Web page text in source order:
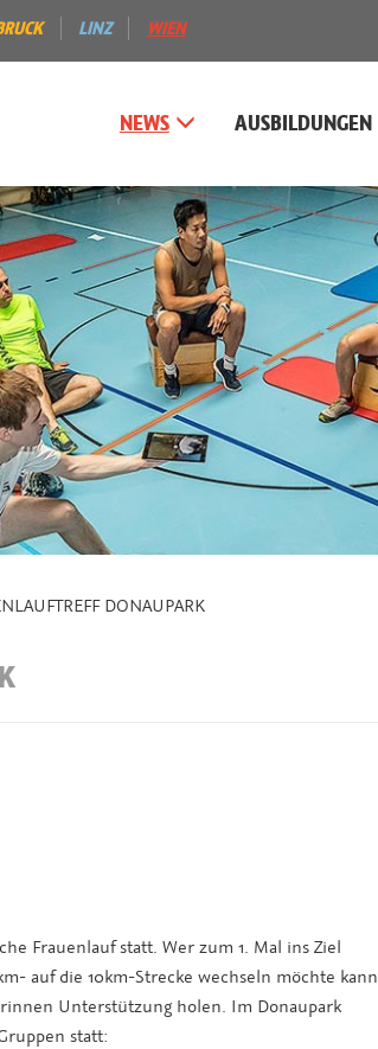
LINZ WIEN
NEWS AUSBILDUNGEN
DONAUPARK
Frauenlauf statt. Wer zum 1. Mal ins Ziel
auf die 10km-Strecke wechseln möchte kann
Unterstützung holen. Im Donaupark
statt: